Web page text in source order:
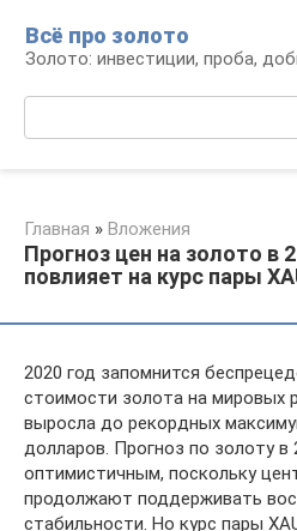
контенту
Всё про золото
Золото: инвестиции, проба,
Главная » Вложения
Прогноз цен на золото в
повлияет на курс пары
2020 год запомнится
стоимости золота на мировых
выросла до рекордных
долларов. Прогноз по золоту в
оптимистичным, поскольку
продолжают поддерживать
стабильности. Но курс пары